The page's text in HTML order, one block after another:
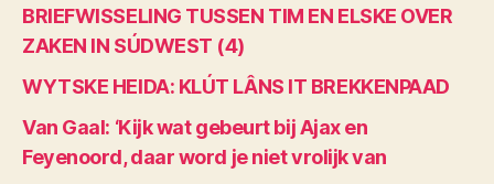
BRIEFWISSELING TUSSEN TIM EN ELSKE OVER
ZAKEN IN SÚDWEST (4)
WYTSKE HEIDA: KLÚT LÂNS IT BREKKENPAAD
Van Gaal: ‘Kijk wat gebeurt bij Ajax en
Feyenoord, daar word je niet vrolijk van